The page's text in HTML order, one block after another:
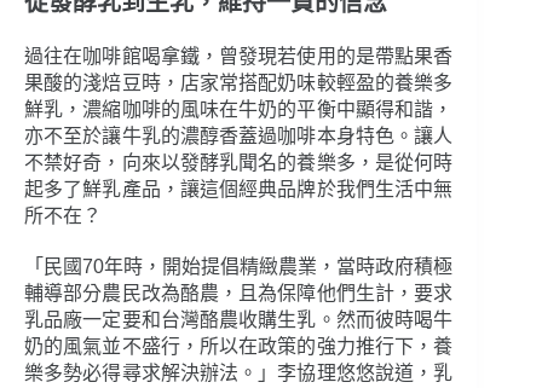
過往在咖啡館喝拿鐵，曾發現若使用的是帶點果香
果酸的淺焙豆時，店家常搭配奶味較輕盈的養樂多
鮮乳，濃縮咖啡的風味在牛奶的平衡中顯得和諧，
亦不至於讓牛乳的濃醇香蓋過咖啡本身特色。讓人
不禁好奇，向來以發酵乳聞名的養樂多，是從何時
起多了鮮乳產品，讓這個經典品牌於我們生活中無
所不在？
「民國70年時，開始提倡精緻農業，當時政府積極
輔導部分農民改為酪農，且為保障他們生計，要求
乳品廠一定要和台灣酪農收購生乳。然而彼時喝牛
奶的風氣並不盛行，所以在政策的強力推行下，養
樂多勢必得尋求解決辦法。」李協理悠悠說道，乳